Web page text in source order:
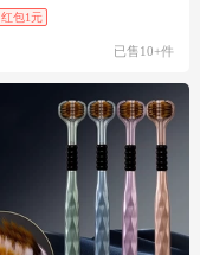
红包1元
已售10+件